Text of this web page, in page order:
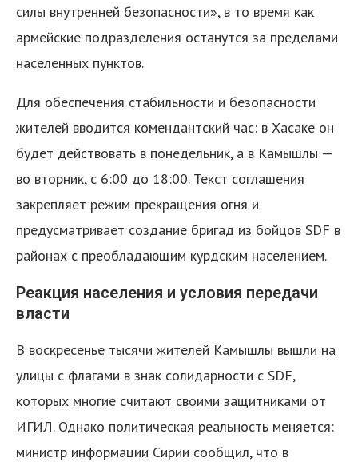
силы внутренней безопасности», в то время как
армейские подразделения останутся за пределами
населенных пунктов.
Для обеспечения стабильности и безопасности
жителей вводится комендантский час: в Хасаке он
будет действовать в понедельник, а в Камышлы —
во вторник, с 6:00 до 18:00. Текст соглашения
закрепляет режим прекращения огня и
предусматривает создание бригад из бойцов SDF в
районах с преобладающим курдским населением.
Реакция населения и условия передачи
власти
В воскресенье тысячи жителей Камышлы вышли на
улицы с флагами в знак солидарности с SDF,
которых многие считают своими защитниками от
ИГИЛ. Однако политическая реальность меняется:
министр информации Сирии сообщил, что в